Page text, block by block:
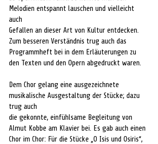
Melodien entspannt lauschen und vielleicht
auch
Gefallen an dieser Art von Kultur entdecken.
Zum besseren Verständnis trug auch das
Programmheft bei in dem Erläuterungen zu
den Texten und den Opern abgedruckt waren.
Dem Chor gelang eine ausgezeichnete
musikalische Ausgestaltung der Stücke; dazu
trug auch
die gekonnte, einfühlsame Begleitung von
Almut Kobbe am Klavier bei. Es gab auch einen
Chor im Chor: Für die Stücke „O Isis und Osiris“,